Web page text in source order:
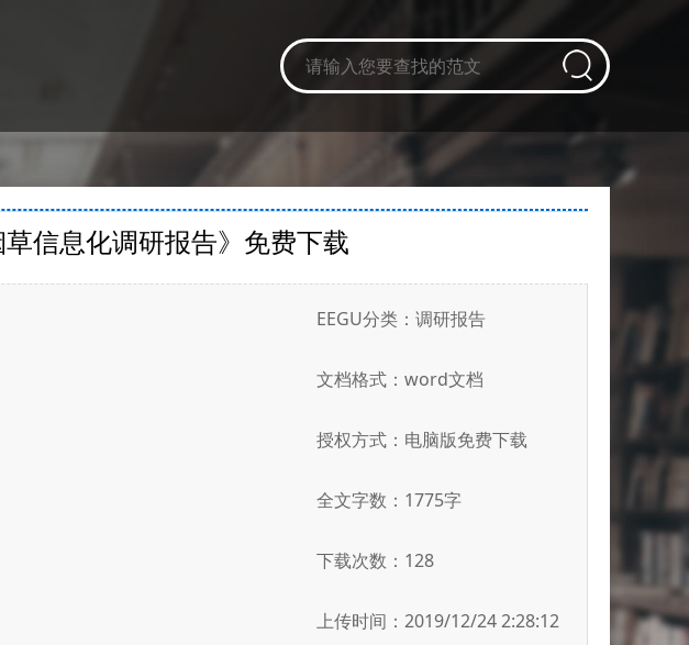
草信息化调研报告》免费下载
EEGU分类：调研报告
文档格式：word文档
授权方式：电脑版免费下载
全文字数：1775字
下载次数：128
上传时间：2019/12/24 2:28:12